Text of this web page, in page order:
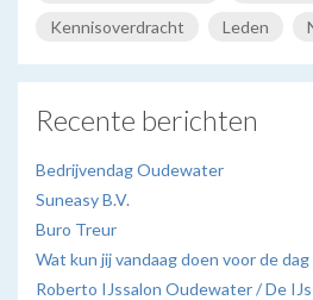
Kennisoverdracht
Leden
Recente berichten
Bedrijvendag Oudewater
Suneasy B.V.
Buro Treur
Wat kun jij vandaag doen voor de dag
Roberto IJssalon Oudewater / De